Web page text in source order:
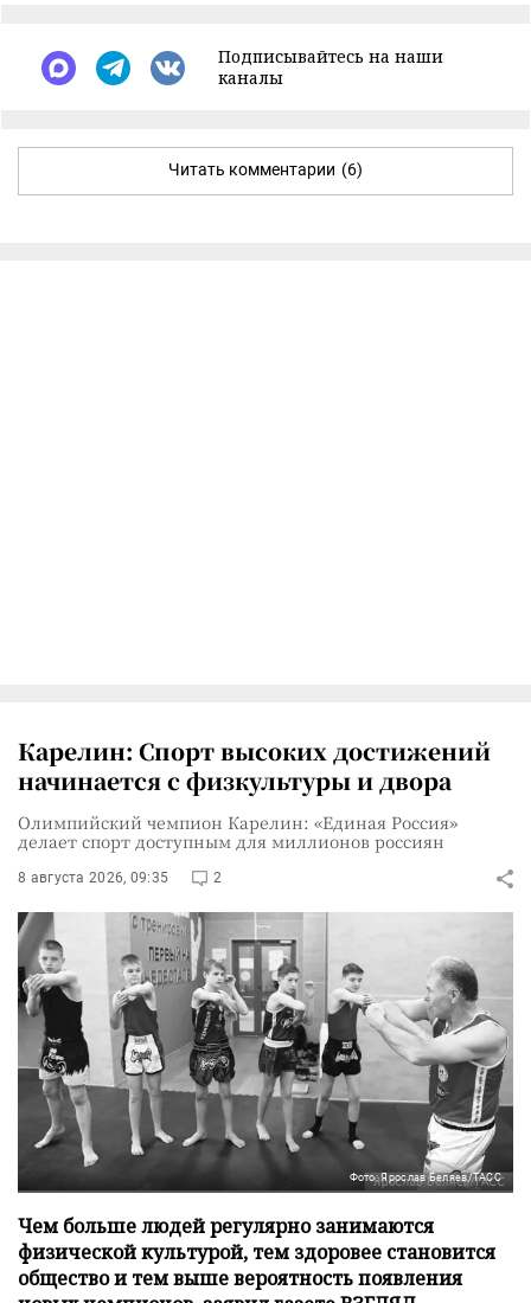
Подписывайтесь на наши
каналы
Читать комментарии (6)
Карелин: Спорт высоких достижений
начинается с физкультуры и двора
Олимпийский чемпион Карелин: «Единая Россия»
делает спорт доступным для миллионов россиян
8 августа 2026, 09:35 2
Фото: Ярослав Беляев/ТАСС
Чем больше людей регулярно занимаются
физической культурой, тем здоровее становится
общество и тем выше вероятность появления